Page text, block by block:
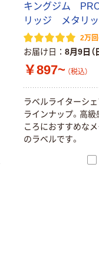
キングジム
リッジ メタリ
2万
お届け日 8月9日（
￥897~ （税込）
ラベルライターシェ
ラインナップ。高
ころにおすすめな
のラベルです。